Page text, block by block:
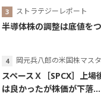
ストラテジーレポート
半導体株の調整は底値を
岡元兵八郎の米国株マス
スペースＸ［SPCX］上
は良かったが株価が下落...